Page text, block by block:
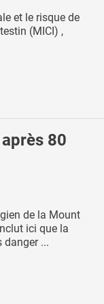
et le risque de
(MICI) ,
80
de la Mount
ici que la
danger ...